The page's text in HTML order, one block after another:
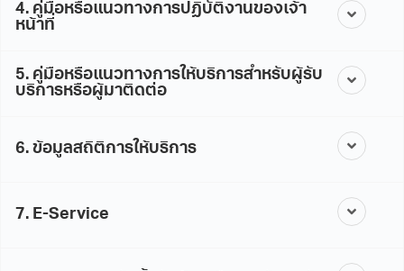
4. คู่มือหรือแนวทางการปฏิบัติงานของเจ้า
หน้าที่
5. คู่มือหรือแนวทางการให้บริการสำหรับผู้รับ
บริการหรือผู้มาติดต่อ
6. ข้อมูลสถิติการให้บริการ
7. E-Service